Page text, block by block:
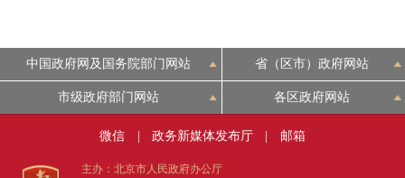
中国政府网及国务院部门网站 省（区市）政府网站
市级政府部门网站 各区政府网站
微信 政务新媒体发布厅 邮箱
主办：北京市人民政府办公厅